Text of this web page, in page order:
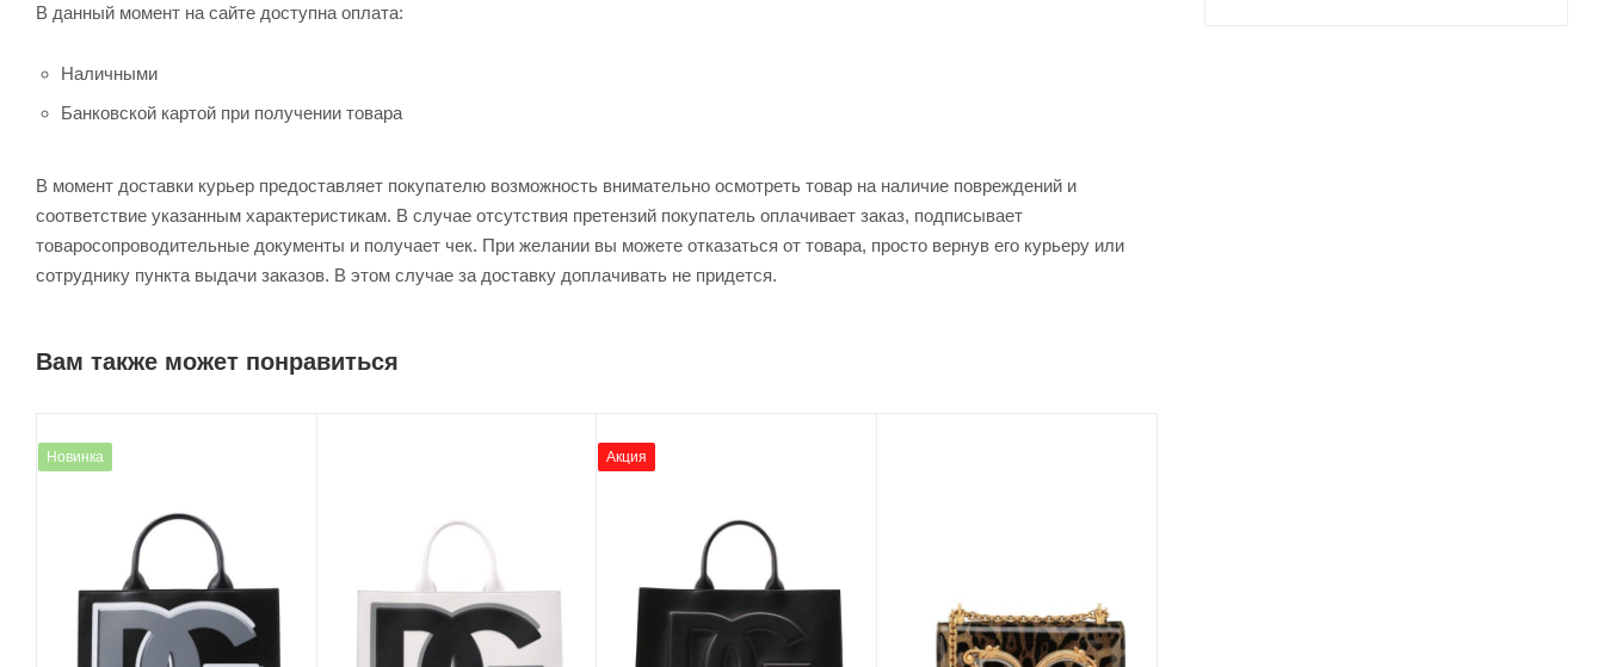
В данный момент на сайте доступна оплата:
Наличными
Банковской картой при получении товара
В момент доставки курьер предоставляет покупателю возможность внимательно осмотреть товар на наличие повреждений и
соответствие указанным характеристикам. В случае отсутствия претензий покупатель оплачивает заказ, подписывает
товаросопроводительные документы и получает чек. При желании вы можете отказаться от товара, просто вернув его курьеру или
сотруднику пункта выдачи заказов. В этом случае за доставку доплачивать не придется.
Вам также может понравиться
Новинка Акция